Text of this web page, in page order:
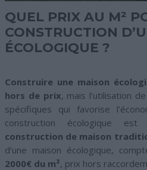
QUEL PRIX AU M²
CONSTRUCTION
ÉCOLOGIQUE ?
Construire une maison
hors de prix, mais l’utilisation
spécifiques qui favorise
construction écologique est
construction de maison
d’une maison écologique,
2000€ du m², prix hors